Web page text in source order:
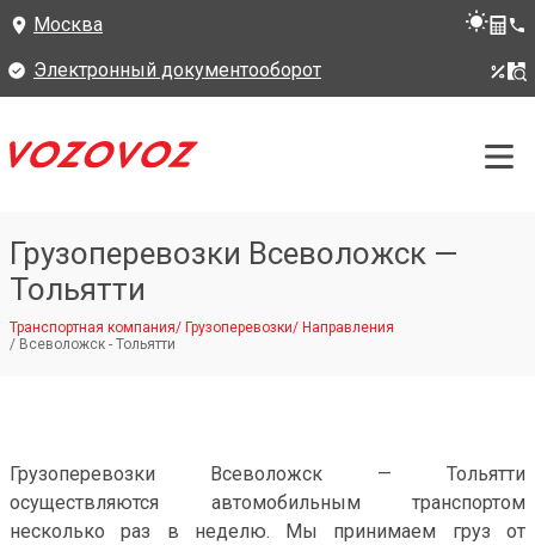
Москва
Электронный документооборот
Грузоперевозки Всеволожск —
Тольятти
Транспортная компания/ Грузоперевозки/ Направления
/ Всеволожск - Тольятти
Грузоперевозки Всеволожск — Тольятти
осуществляются автомобильным транспортом
несколько раз в неделю. Мы принимаем груз от